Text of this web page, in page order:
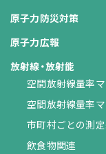
原子力防災対策
原子力広報
放射線・放射能
空間放射線量率
空間放射線量率
市町村ごとの測
飲食物関連